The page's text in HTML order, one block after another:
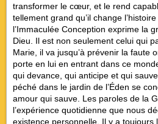
transformer le cœur, et le rend
tellement grand qu’il change
l’Immaculée Conception exprime la
Dieu. Il est non seulement celui qui
Marie, il va jusqu’à prévenir la faute
porte en lui en entrant dans ce
qui devance, qui anticipe et qui
péché dans le jardin de l’Éden se
amour qui sauve. Les paroles de la
l’expérience quotidienne que nous
existence personnelle. Il y a toujours